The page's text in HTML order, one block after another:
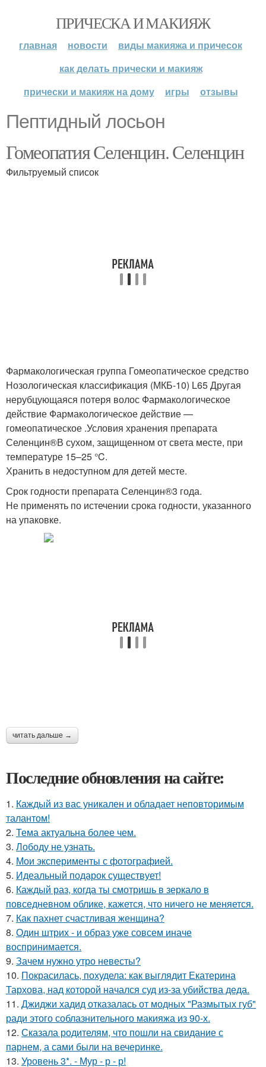
ПРИЧЕСКА И МАКИЯЖ
главная новости
виды макияжа и причесок
как делать прически и макияж
прически и макияж на дому
игры отзывы
Пептидный лосьон
Гомеопатия Селенцин. Селенцин
Фильтруемый список
Фармакологическая группа Гомеопатическое средство
Нозологическая классификация (МКБ-10) L65 Другая
нерубцующаяся потеря волос Фармакологическое
действие Фармакологическое действие —
гомеопатическое .Условия хранения препарата
Селенцин®В сухом, защищенном от света месте, при
температуре 15–25 °C.
Хранить в недоступном для детей месте.
Срок годности препарата Селенцин®3 года.
Не применять по истечении срока годности, указанного
на упаковке.
читать дальше →
Последние обновления на сайте:
1. Каждый из вас уникален и обладает неповторимым
талантом!
2. Тема актуальна более чем.
3. Лободу не узнать.
4. Мои эксперименты с фотографией.
5. Идеальный подарок существует!
6. Каждый раз, когда ты смотришь в зеркало в
повседневном облике, кажется, что ничего не меняется.
7. Как пахнет счастливая женщина?
8. Один штрих - и образ уже совсем иначе
воспринимается.
9. Зачем нужно утро невесты?
10. Покрасилась, похудела: как выглядит Екатерина
Тархова, над которой начался суд из-за убийства деда.
11. Джиджи хадид отказалась от модных "Размытых губ"
ради этого соблазнительного макияжа из 90-х.
12. Сказала родителям, что пошли на свидание с
парнем, а сами были на вечеринке.
13. Уровень 3*. - Мур - р - р!